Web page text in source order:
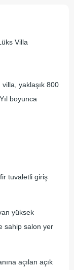
Villa
yaklaşık 800
boyunca
tuvaletli giriş
yüksek
sahip salon yer
açılan açık